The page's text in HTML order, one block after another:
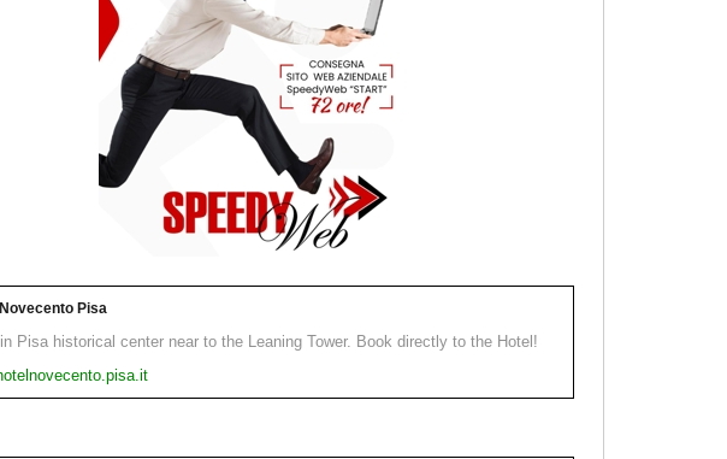
Pisa
Pisa historical center near to the Leaning Tower. Book directly to the Hotel!